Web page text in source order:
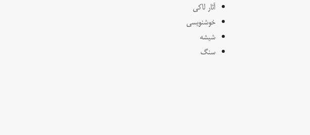
آثار لاکی
خوشنویسی
شیشه
سنگ